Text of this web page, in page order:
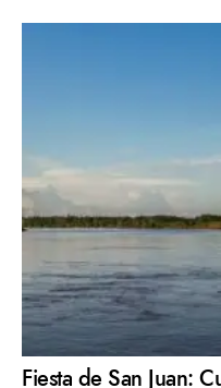
Fiesta de San Juan: